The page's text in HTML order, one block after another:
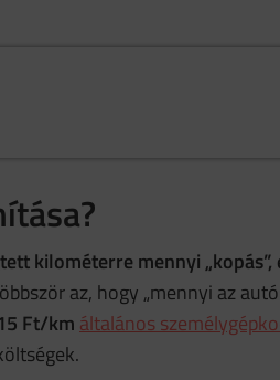
kilométerre mennyi
az, hogy „mennyi az
Ft/km általános